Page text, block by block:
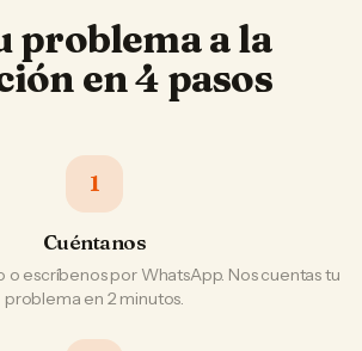
problema a la
en 4 pasos
1
Cuéntanos
o escríbenos por WhatsApp. Nos cuentas tu
problema en 2 minutos.